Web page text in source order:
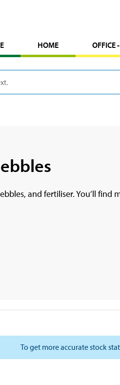
HOME OFFICE
and fertiliser. You’ll
To get more accurate stock